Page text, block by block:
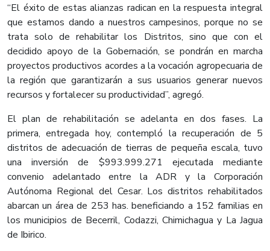
“El éxito de estas alianzas radican en la respuesta integral
que estamos dando a nuestros campesinos, porque no se
trata solo de rehabilitar los Distritos, sino que con el
decidido apoyo de la Gobernación, se pondrán en marcha
proyectos productivos acordes a la vocación agropecuaria de
la región que garantizarán a sus usuarios generar nuevos
recursos y fortalecer su productividad”, agregó.​
El plan de rehabilitación se adelanta en dos fases. La
primera, entregada hoy, contempló la recuperación de 5
distritos de adecuación de tierras de pequeña escala, tuvo
una inversión de $993.999.271 ejecutada mediante
convenio adelantado entre la ADR y la Corporación
Autónoma Regional del Cesar. Los distritos rehabilitados
abarcan un área de 253 has. beneficiando a 152 familias en
los municipios de Becerril, Codazzi, Chimichagua y La Jagua
de Ibirico.​